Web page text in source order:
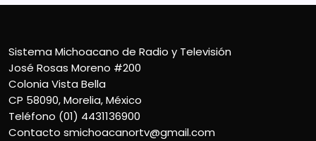
Sistema Michoacano de Radio y Televisión
José Rosas Moreno #200
Colonia Vista Bella
CP 58090, Morelia, México
Teléfono (01) 4431136900
Contacto smichoacanortv@gmail.com